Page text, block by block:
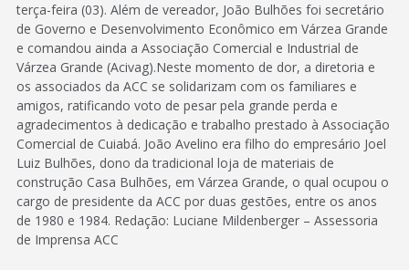
terça-feira (03). Além de vereador, João Bulhões foi secretário
de Governo e Desenvolvimento Econômico em Várzea Grande
e comandou ainda a Associação Comercial e Industrial de
Várzea Grande (Acivag).Neste momento de dor, a diretoria e
os associados da ACC se solidarizam com os familiares e
amigos, ratificando voto de pesar pela grande perda e
agradecimentos à dedicação e trabalho prestado à Associação
Comercial de Cuiabá. João Avelino era filho do empresário Joel
Luiz Bulhões, dono da tradicional loja de materiais de
construção Casa Bulhões, em Várzea Grande, o qual ocupou o
cargo de presidente da ACC por duas gestões, entre os anos
de 1980 e 1984. Redação: Luciane Mildenberger – Assessoria
de Imprensa ACC